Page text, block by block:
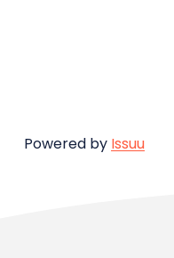
Powered by Issuu